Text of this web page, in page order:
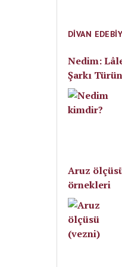
DIVAN
Nedim:
Şarkı
Aruz
örnekleri